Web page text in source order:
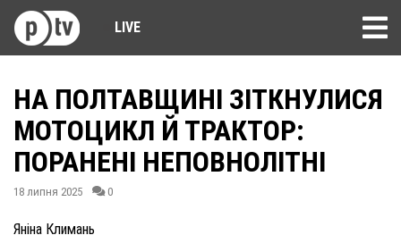
LIVE
НА ПОЛТАВЩИНІ ЗІТКНУЛИСЯ
МОТОЦИКЛ Й ТРАКТОР:
ПОРАНЕНІ НЕПОВНОЛІТНІ
18 липня 2025 0
Яніна Климань